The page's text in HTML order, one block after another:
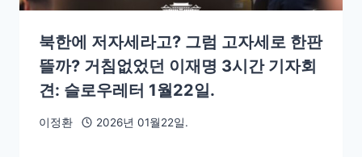
북한에 저자세라고? 그럼 고자세로 한판
뜰까? 거침없었던 이재명 3시간 기자회
견: 슬로우레터 1월22일.
이정환 2026년 01월22일.